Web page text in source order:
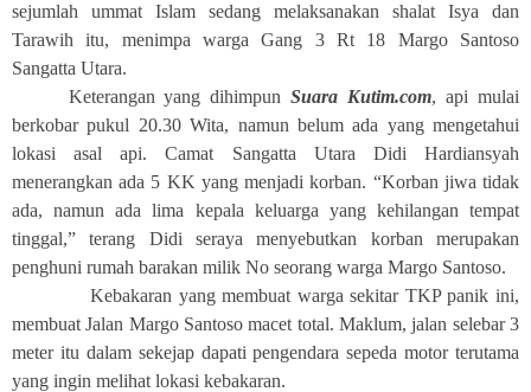
sejumlah ummat Islam sedang melaksanakan shalat Isya dan
Tarawih itu, menimpa warga Gang 3 Rt 18 Margo Santoso
Sangatta Utara.
Keterangan yang dihimpunSuara Kutim.com, api mulai
berkobar pukul 20.30 Wita, namun belum ada yang mengetahui
lokasi asal api. Camat Sangatta Utara Didi Hardiansyah
menerangkan ada 5 KK yang menjadi korban. “Korban jiwa tidak
ada, namun ada lima kepala keluarga yang kehilangan tempat
tinggal,” terang Didi seraya menyebutkan korban merupakan
penghuni rumah barakan milik No seorang warga Margo Santoso.
Kebakaran yang membuat warga sekitar TKP panik ini,
membuat Jalan Margo Santoso macet total. Maklum, jalan selebar 3
meter itu dalam sekejap dapati pengendara sepeda motor terutama
yang ingin melihat lokasi kebakaran.